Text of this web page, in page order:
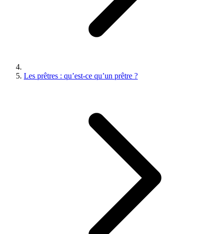
Les prêtres : qu’est-ce qu’un prêtre ?